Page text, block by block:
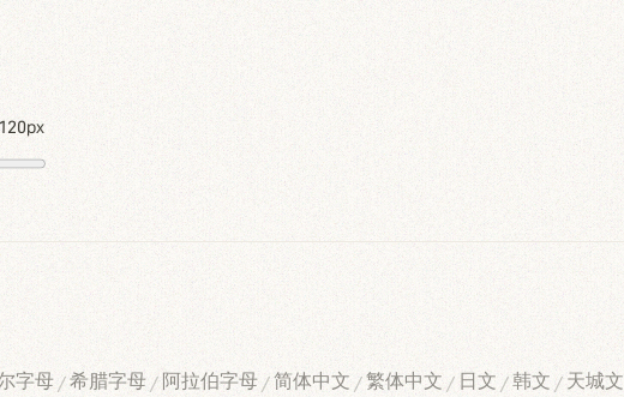
120px
字母/希腊字母 / 阿拉伯字母 /简体中文 /繁体中文 / 日文 /韩文 / 天城文